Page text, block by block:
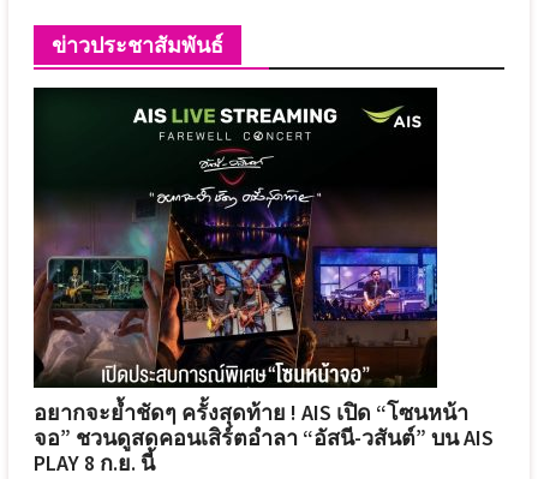
ข่าวประชาสัมพันธ์
อยากจะย้ำชัดๆ ครั้งสุดท้าย ! AIS เปิด “โซนหน้า
จอ” ชวนดูสดคอนเสิร์ตอำลา “อัสนี-วสันต์” บน AIS
PLAY 8 ก.ย. นี้